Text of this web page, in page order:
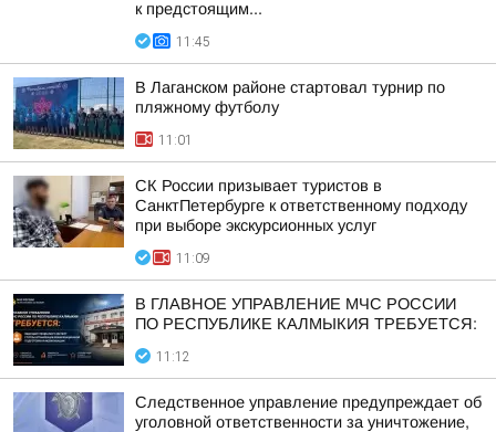
к предстоящим...
11:45
В Лаганском районе стартовал турнир по
пляжному футболу
11:01
СК России призывает туристов в
СанктПетербурге к ответственному подходу
при выборе экскурсионных услуг
11:09
В ГЛАВНОЕ УПРАВЛЕНИЕ МЧС РОССИИ
ПО РЕСПУБЛИКЕ КАЛМЫКИЯ ТРЕБУЕТСЯ:
11:12
Следственное управление предупреждает об
уголовной ответственности за уничтожение,